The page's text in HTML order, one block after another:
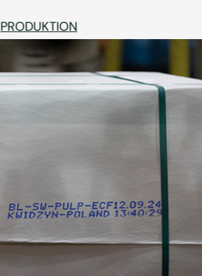
PRODUKTION